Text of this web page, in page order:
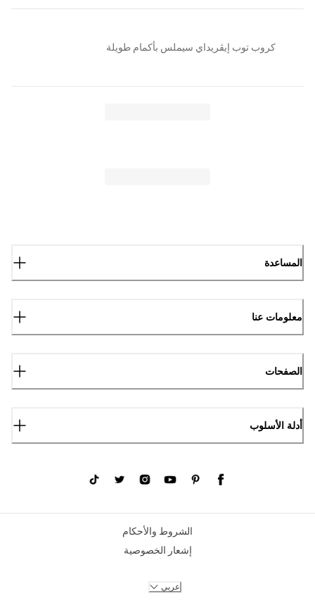
كروب توب إيڤريداي سيملس بأكمام طويلة
المساعدة
معلومات عنا
الصفحات
أدلة الأسلوب
الشروط والأحكام
إشعار الخصوصية
عربي